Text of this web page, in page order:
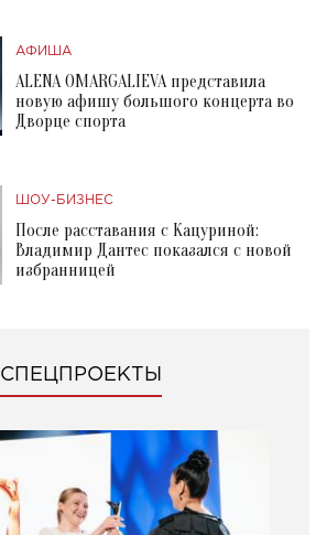
АФИША
ALENA OMARGALIEVA представила
новую афишу большого концерта во
Дворце спорта
ШОУ-БИЗНЕС
После расставания с Кацуриной:
Владимир Дантес показался с новой
избранницей
СПЕЦПРОЕКТЫ